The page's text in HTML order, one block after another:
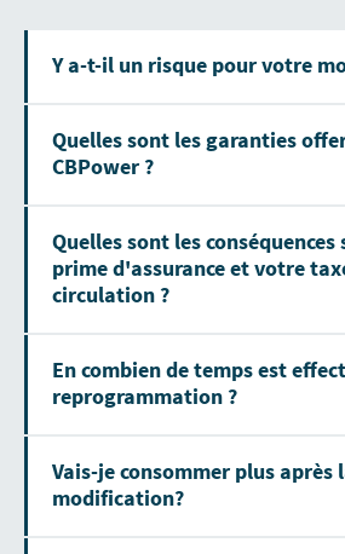
Y a-t-il un risque pour votre
Quelles sont les garanties
CBPower ?
Quelles sont les
prime d'assurance et votre
circulation ?
En combien de temps est
reprogrammation ?
Vais-je consommer plus après
modification?